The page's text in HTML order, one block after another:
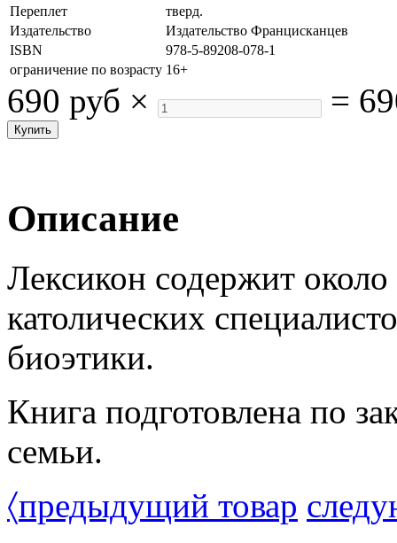
Переплет
тверд.
Издательство
Издательство Францисканцев
ISBN
978-5-89208-078-1
ограничение по возрасту 16+
690 руб × =
Описание
Лексикон содержит около
католических
биоэтики.
Книга подготовлена по
семьи.
〈предыдущий товар